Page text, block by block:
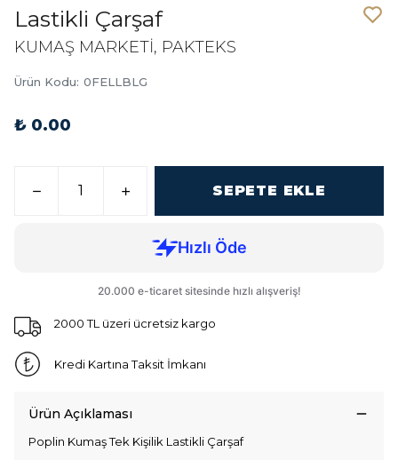
Lastikli Çarşaf
KUMAŞ MARKETİ, PAKTEKS
Ürün Kodu: 0FELLBLG
₺ 0.00
SEPETE EKLE
2000 TL üzeri ücretsiz kargo
Kredi Kartına Taksit İmkanı
Ürün Açıklaması
Poplin Kumaş Tek Kişilik Lastikli Çarşaf